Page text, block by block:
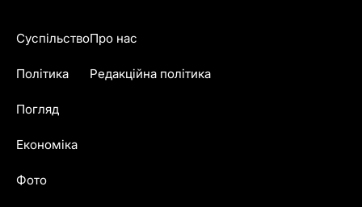
Суспільство
Політика
Погляд
Економіка
Фото
Про нас
Редакційна політика